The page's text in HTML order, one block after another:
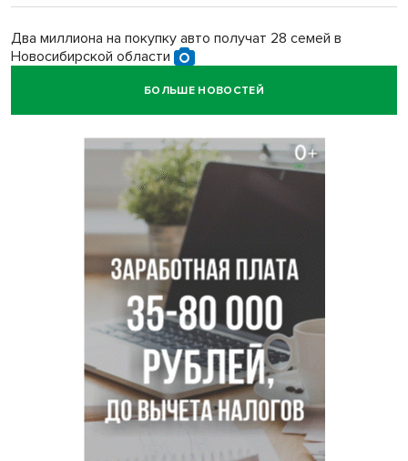
Два миллиона на покупку авто получат 28 семей в
Новосибирской области
В Новосибирской области больше тысячи человек
Ячейку международной группировки телефонных
мошенников накрыло ФСБ в Новосибирске
«Мамкиных грабителей» задержали за кражу с
пистолетом в Новосибирске
Царь-томат из Новосибирска побил рекорд России по
БОЛЬШЕ НОВОСТЕЙ